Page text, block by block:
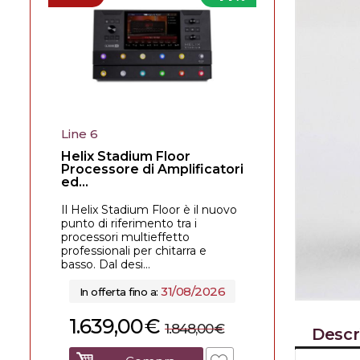
Line 6
Helix Stadium Floor
Processore di Amplificatori
ed...
Il Helix Stadium Floor è il nuovo
punto di riferimento tra i
processori multieffetto
professionali per chitarra e
basso. Dal desi...
In offerta fino a:31/08/2026
€
1.639,00 €
1.848,00